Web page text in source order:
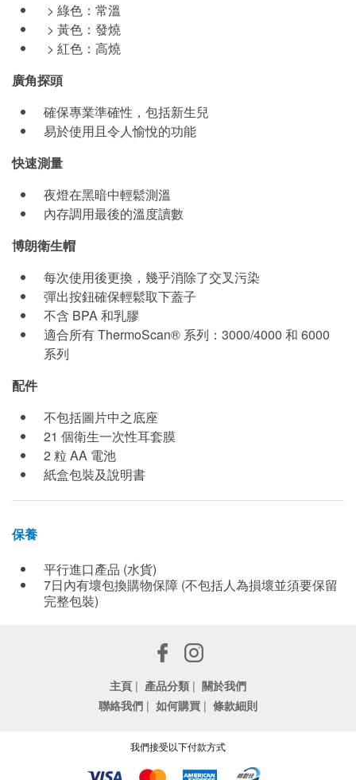
> 綠色：常溫
> 黃色：發燒
> 紅色：高燒
廣角探頭
確保專業準確性，包括新生兒
易於使用且令人愉悅的功能
快速測量
夜燈在黑暗中輕鬆測溫
內存調用最後的溫度讀數
博朗衛生帽
每次使用後更換，幾乎消除了交叉污染
彈出按鈕確保輕鬆取下蓋子
不含 BPA 和乳膠
適合所有 ThermoScan® 系列：300​​0/4000 和 6000
系列
配件
不包括圖片中之底座
21 個衛生一次性耳套膜
2 粒 AA 電池
紙盒包裝及說明書
保養
平行進口產品 (水貨)
7日內有壞包換購物保障 (不包括人為損壞並須要保留
完整包裝)
主頁 | 產品分類 | 關於我們
聯絡我們 | 如何購買 | 條款細則
我們接受以下付款方式